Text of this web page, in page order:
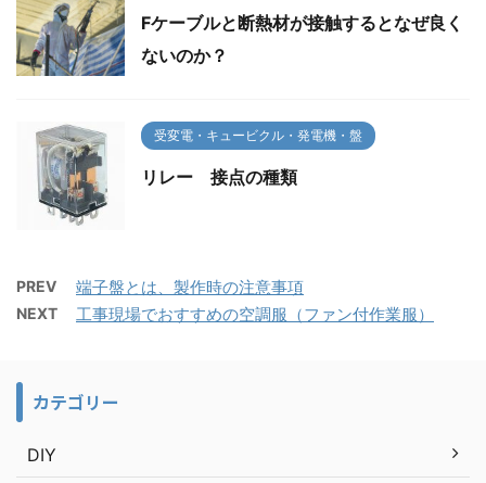
Fケーブルと断熱材が接触するとなぜ良く
ないのか？
受変電・キュービクル・発電機・盤
リレー 接点の種類
PREV 端子盤とは、製作時の注意事項
NEXT 工事現場でおすすめの空調服（ファン付作業服）
カテゴリー
DIY